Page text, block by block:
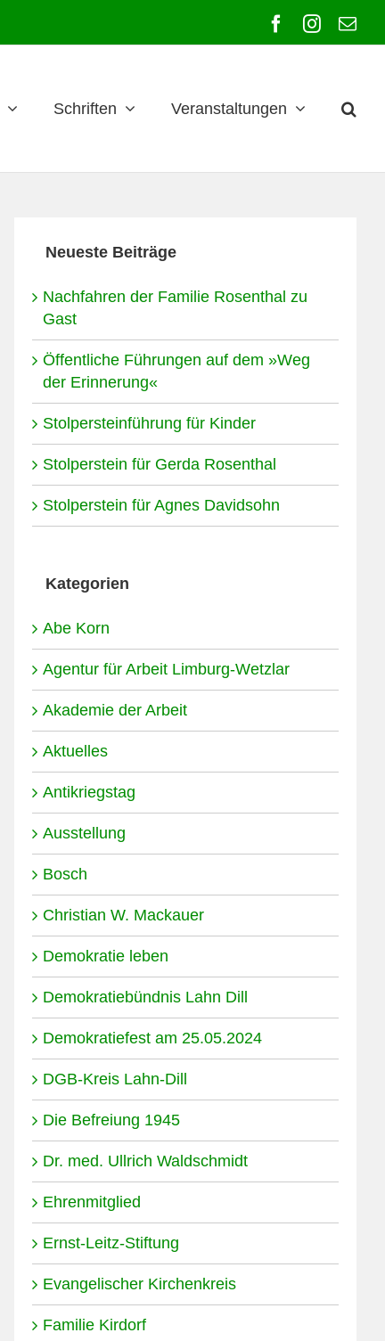
FacebookE-
Schriften Veranstaltungen
Neueste Beiträge
Nachfahren der Familie Rosenthal zu
Gast
Öffentliche Führungen auf dem »Weg
der Erinnerung«
Stolpersteinführung für Kinder
Stolperstein für Gerda Rosenthal
Stolperstein für Agnes Davidsohn
Kategorien
Abe Korn
Agentur für Arbeit Limburg-Wetzlar
Akademie der Arbeit
Aktuelles
Antikriegstag
Ausstellung
Bosch
Christian W. Mackauer
Demokratie leben
Demokratiebündnis Lahn Dill
Demokratiefest am 25.05.2024
DGB-Kreis Lahn-Dill
Die Befreiung 1945
Dr. med. Ullrich Waldschmidt
Ehrenmitglied
Ernst-Leitz-Stiftung
Evangelischer Kirchenkreis
Familie Kirdorf